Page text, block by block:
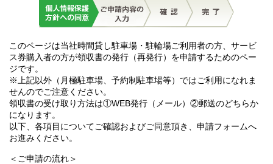
このページは当社時間貸し駐車場・駐輪場ご利用者の方、サービ
ス券購入者の方が領収書の発行（再発行）を申請するためのペー
ジです。
※上記以外（月極駐車場、予約制駐車場等）ではご利用になれま
せんのでご注意ください。
領収書の受け取り方法は①WEB発行（メール）②郵送のどちらか
になります。
以下、各項目についてご確認およびご同意頂き、申請フォームへ
お進みください。
＜ご申請の流れ＞